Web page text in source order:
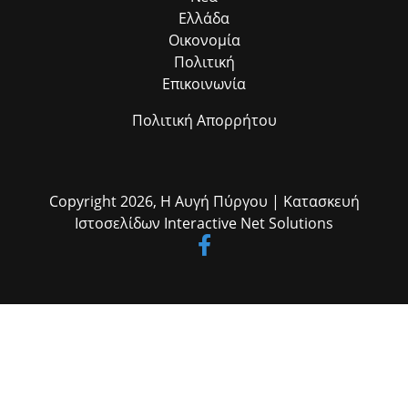
Ελλάδα
Οικονομία
Πολιτική
Επικοινωνία
Πολιτική Απορρήτου
Copyright 2026, Η Αυγή Πύργου | Κατασκευή
Ιστοσελίδων Interactive Net Solutions